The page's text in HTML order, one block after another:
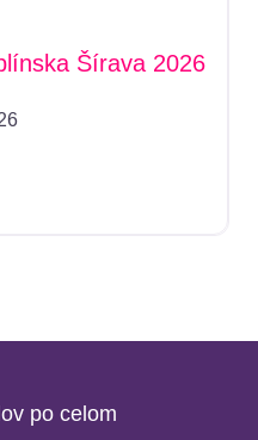
Šírava 2026
po celom